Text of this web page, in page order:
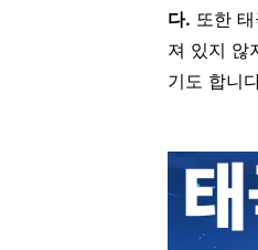
다. 또한
져 있지 않
기도 합니